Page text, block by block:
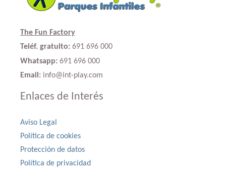
The Fun Factory
Teléf. gratuito: 691 696 000
Whatsapp: 691 696 000
Email: info@int-play.com
Enlaces de Interés
Aviso Legal
Política de cookies
Protección de datos
Política de privacidad